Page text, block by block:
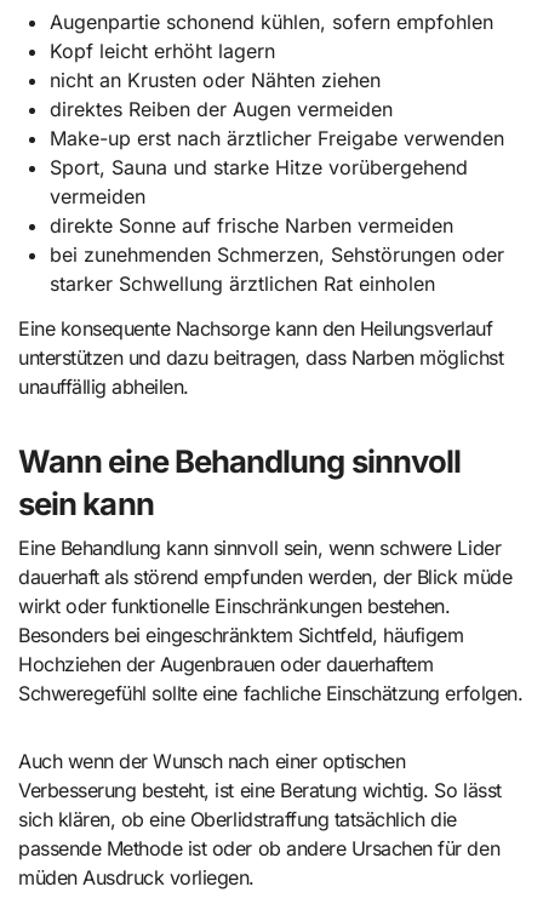
Augenpartie schonend kühlen, sofern empfohlen
Kopf leicht erhöht lagern
nicht an Krusten oder Nähten ziehen
direktes Reiben der Augen vermeiden
Make-up erst nach ärztlicher Freigabe verwenden
Sport, Sauna und starke Hitze vorübergehend
vermeiden
direkte Sonne auf frische Narben vermeiden
bei zunehmenden Schmerzen, Sehstörungen oder
starker Schwellung ärztlichen Rat einholen
Eine konsequente Nachsorge kann den Heilungsverlauf
unterstützen und dazu beitragen, dass Narben möglichst
unauffällig abheilen.
Wann eine Behandlung sinnvoll
sein kann
Eine Behandlung kann sinnvoll sein, wenn schwere Lider
dauerhaft als störend empfunden werden, der Blick müde
wirkt oder funktionelle Einschränkungen bestehen.
Besonders bei eingeschränktem Sichtfeld, häufigem
Hochziehen der Augenbrauen oder dauerhaftem
Schweregefühl sollte eine fachliche Einschätzung erfolgen.
Auch wenn der Wunsch nach einer optischen
Verbesserung besteht, ist eine Beratung wichtig. So lässt
sich klären, ob eine Oberlidstraffung tatsächlich die
passende Methode ist oder ob andere Ursachen für den
müden Ausdruck vorliegen.